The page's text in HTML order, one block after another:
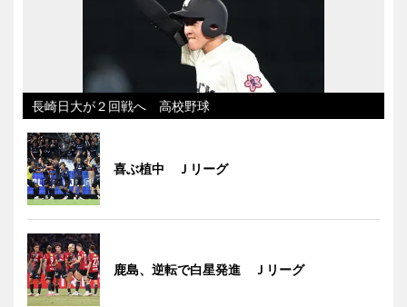
長崎日大が２回戦へ 高校野球
喜ぶ植中 Ｊリーグ
鹿島、逆転で白星発進 Ｊリーグ